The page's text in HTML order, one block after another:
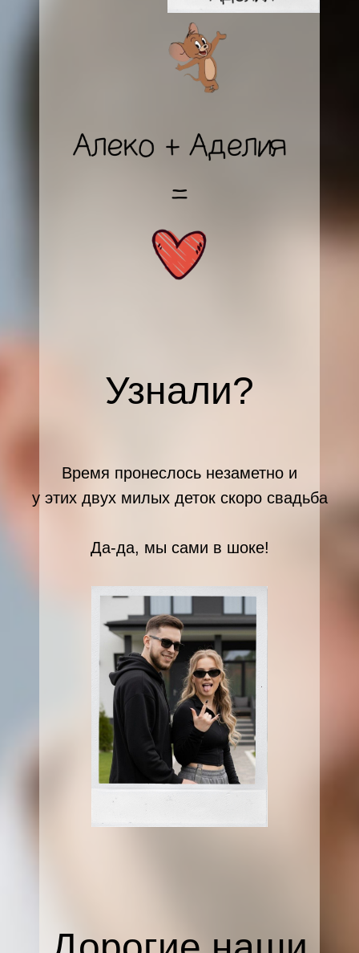
Узнали?
Время пронеслось незаметно и
у этих двух милых деток скоро свадьба
Да-да, мы сами в шоке!